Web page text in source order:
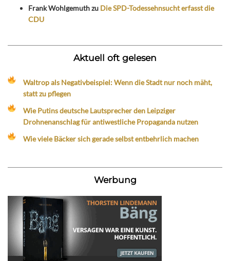
Frank Wohlgemuthzu Die SPD-Todessehnsucht erfasst die
CDU
Aktuell oft gelesen
Waltrop als Negativbeispiel: Wenn die Stadt nur noch mäht,
statt zu pflegen
Wie Putins deutsche Lautsprecher den Leipziger
Drohnenanschlag für antiwestliche Propaganda nutzen
Wie viele Bäcker sich gerade selbst entbehrlich machen
Werbung